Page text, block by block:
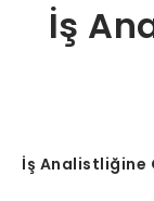
İş
İş Analistliğine